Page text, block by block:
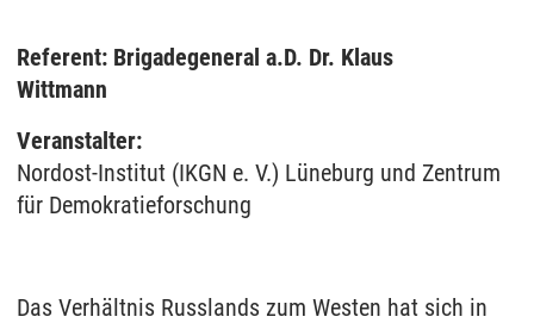
Referent: Brigadegeneral a.D. Dr. Klaus
Wittmann
Veranstalter:
Nordost-Institut (IKGN e. V.) Lüneburg und Zentrum
für Demokratieforschung
Das Verhältnis Russlands zum Westen hat sich in